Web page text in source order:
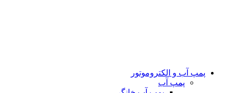
پمپ آب و الکتروموتور
پمپ آب